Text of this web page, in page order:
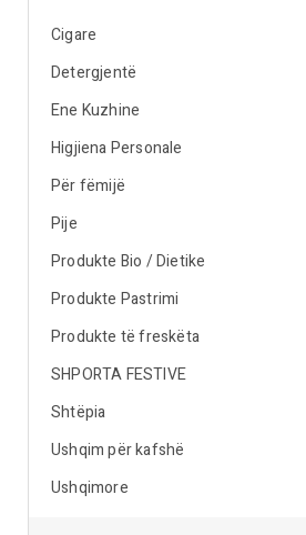
Cigare
Detergjentë
Ene Kuzhine
Higjiena Personale
Për fëmijë
Pije
Produkte Bio / Dietike
Produkte Pastrimi
Produkte të freskëta
SHPORTA FESTIVE
Shtëpia
Ushqim për kafshë
Ushqimore